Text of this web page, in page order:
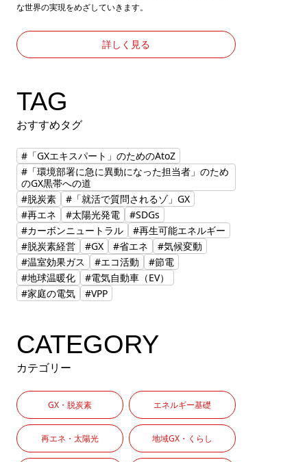
な世界の実現をめざしていきます。
詳しく見る
TAG
おすすめタグ
#「GXエキスパート」のためのAtoZ
#「環境部署に急に異動になった担当者」のため
のGX黒帯への道
#脱炭素
#「就活で質問されるゾ」GX
#再エネ
#太陽光発電
#SDGs
#カーボンニュートラル
#再生可能エネルギー
#脱炭素経営
#GX #省エネ
#気候変動
#温室効果ガス
#エコ活動
#節電
#地球温暖化
#電気自動車（EV）
#家庭の電気
#VPP
CATEGORY
カテゴリー
GX・脱炭素 エネルギー基礎
再エネ・太陽光 地域GX・くらし